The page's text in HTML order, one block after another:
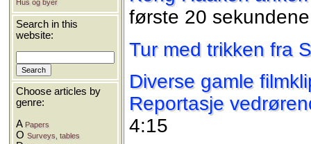
Hus og byer
Search in this
website:
Choose articles by
genre:
A Papers
OSurveys, tables
første 20
Tur med trikken fra
Diverse gamle
Reportasje
4:15